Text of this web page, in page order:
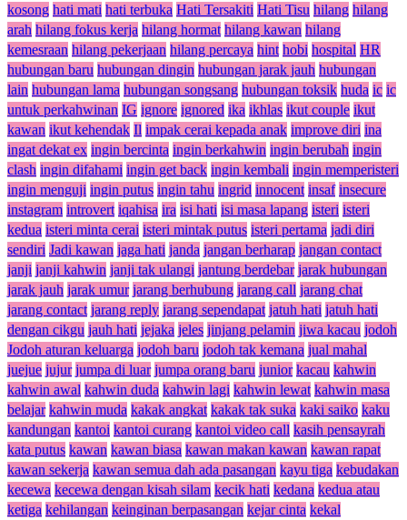
kosong hati mati hati terbuka Hati Tersakiti Hati Tisu hilang hilang
arah hilang fokus kerja hilang hormat hilang kawan hilang
kemesraan hilang pekerjaan hilang percaya hint hobi hospital HR
hubungan baru hubungan dingin hubungan jarak jauh hubungan
lain hubungan lama hubungan songsang hubungan toksik huda ic ic
untuk perkahwinan IG ignore ignored ika ikhlas ikut couple ikut
kawan ikut kehendak Il impak cerai kepada anak improve diri ina
ingat dekat ex ingin bercinta ingin berkahwin ingin berubah ingin
clash ingin difahami ingin get back ingin kembali ingin memperisteri
ingin menguji ingin putus ingin tahu ingrid innocent insaf insecure
instagram introvert iqahisa ira isi hati isi masa lapang isteri isteri
kedua isteri minta cerai isteri mintak putus isteri pertama jadi diri
sendiri Jadi kawan jaga hati janda jangan berharap jangan contact
janji janji kahwin janji tak ulangi jantung berdebar jarak hubungan
jarak jauh jarak umur jarang berhubung jarang call jarang chat
jarang contact jarang reply jarang sependapat jatuh hati jatuh hati
dengan cikgu jauh hati jejaka jeles jinjang pelamin jiwa kacau jodoh
Jodoh aturan keluarga jodoh baru jodoh tak kemana jual mahal
juejue jujur jumpa di luar jumpa orang baru junior kacau kahwin
kahwin awal kahwin duda kahwin lagi kahwin lewat kahwin masa
belajar kahwin muda kakak angkat kakak tak suka kaki saiko kaku
kandungan kantoi kantoi curang kantoi video call kasih pensayrah
kata putus kawan kawan biasa kawan makan kawan kawan rapat
kawan sekerja kawan semua dah ada pasangan kayu tiga kebudakan
kecewa kecewa dengan kisah silam kecik hati kedana kedua atau
ketiga kehilangan keinginan berpasangan kejar cinta kekal